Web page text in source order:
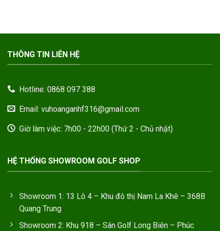
THÔNG TIN LIÊN HỆ
Hotline: 0868 097 388
Email: vuhoanganhf316@gmail.com
Giờ làm việc: 7h00 - 22h00 (Thứ 2 - Chủ nhật)
HỆ THỐNG SHOWROOM GOLF SHOP
Showroom 1: 13 Lô 4 – Khu đô thị Nam La Khê – 368B
Quang Trung
Showroom 2: Khu 918 – Sân Golf Long Biên – Phúc